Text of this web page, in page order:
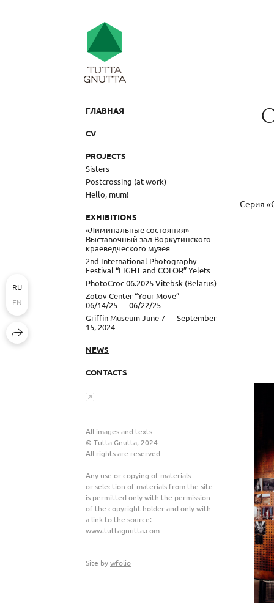
ГЛАВНАЯ
CV
PROJECTS
Sisters
Postcrossing (at work)
Hello, mum!
EXHIBITIONS
«Лиминальные состояния»
Выставочный зал Воркутинского
краеведческого музея
2nd International Photography
Festival “LIGHT and COLOR” Yelets
PhotoCroc 06.2025 Vitebsk (Belarus)
Zotov Center “Your Move”
06/14/25 — 06/22/25
Griffin Museum June 7 — September
15, 2024
NEWS
СONTACTS
All images and texts
© Tutta Gnutta, 2024
All rights are reserved
Any use or copying of materials
or selection of materials from the site
is permitted only with the permission
of the copyright holder and only with
a link to the source:
www.tuttagnutta.com
Site bywfolio
Серия
RU
EN